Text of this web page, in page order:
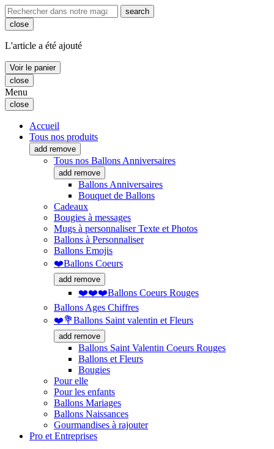
search
close
L'article a été ajouté
Voir le panier
close
Menu
close
Accueil
Tous nos produits
add remove
Tous nos Ballons Anniversaires
add remove
Ballons Anniversaires
Bouquet de Ballons
Cadeaux
Bougies à messages
Mugs à personnaliser Texte et Photos
Ballons à Personnaliser
Ballons Emojis
❤️Ballons Coeurs
add remove
❤️❤️❤️Ballons Coeurs Rouges
Ballons Ages Chiffres
❤️💐Ballons Saint valentin et Fleurs
add remove
Ballons Saint Valentin Coeurs Rouges
Ballons et Fleurs
Bougies
Pour elle
Pour les enfants
Ballons Mariages
Ballons Naissances
Gourmandises à rajouter
Pro et Entreprises